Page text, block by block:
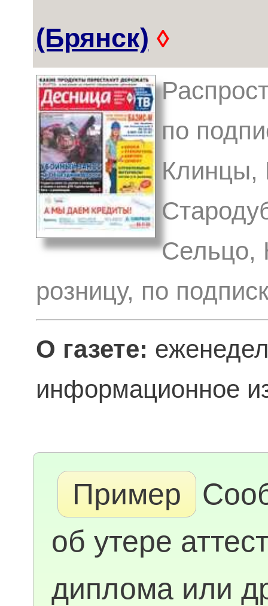
(Брянск) ◊
по
Клинцы,
Сельцо,
розницу, по
О газете:
информационное
Пример
об утере
диплома или